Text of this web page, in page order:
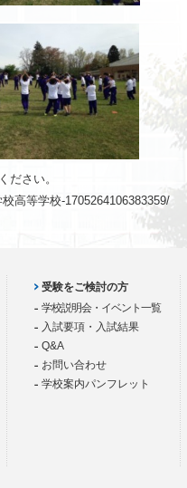
ださい。
高等学校-1705264106383359/
受験をご検討の方
学校説明会・イベント一覧
入試要項・入試結果
Q&A
お問い合わせ
学校案内パンフレット